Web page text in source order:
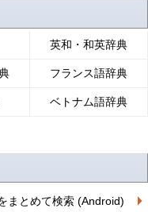
英和・和英辞典
フランス語辞典
ベトナム語辞典
まとめて検索 (Android)